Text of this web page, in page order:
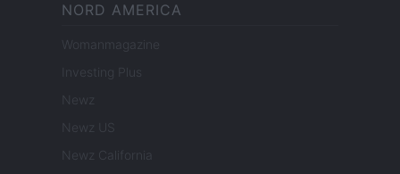
NORD AMERICA
Womanmagazine
Investing Plus
Newz
Newz US
Newz California